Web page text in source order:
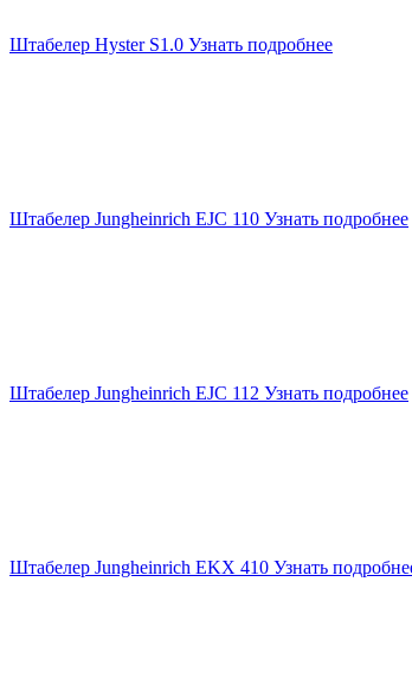
Штабелер Hyster S1.0 Узнать подробнее
Штабелер Jungheinrich EJC 110 Узнать подробнее
Штабелер Jungheinrich EJC 112 Узнать подробнее
Штабелер Jungheinrich EKX 410 Узнать